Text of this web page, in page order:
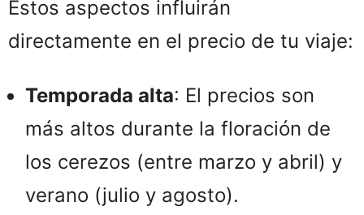
Estos aspectos influirán
directamente en el precio de tu viaje:
Temporada alta: El precios son
más altos durante la floración de
los cerezos (entre marzo y abril) y
verano (julio y agosto).​